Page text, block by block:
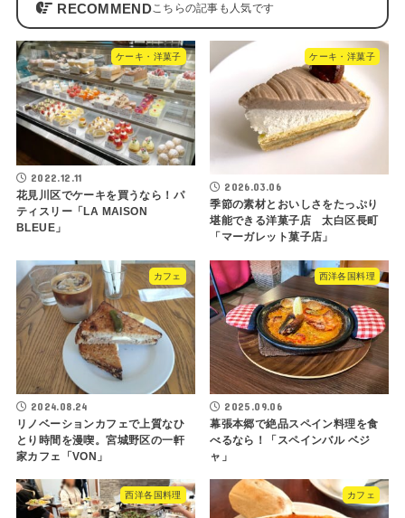
RECOMMEND
ケーキ・洋菓子
2022.12.11
花見川区でケーキを買うなら！パ
ティスリー「LA MAISON
BLEUE」
ケーキ・洋菓子
2026.03.06
季節の素材とおいしさをたっぷり
堪能できる洋菓子店 太白区長町
「マーガレット菓子店」
カフェ
2024.08.24
リノベーションカフェで上質なひ
とり時間を漫喫。宮城野区の一軒
家カフェ「VON」
西洋各国料理
2025.09.06
幕張本郷で絶品スペイン料理を食
べるなら！「スペインバル ベジ
ャ」
西洋各国料理 カフェ